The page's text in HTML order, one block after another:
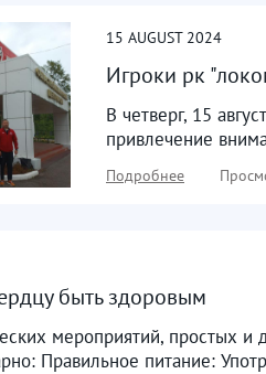
15 AUGUST 2024
Игроки рк
В четверг, 15
привлечение
Подробнее
быть здоровым
мероприятий, простых
Правильное питание: